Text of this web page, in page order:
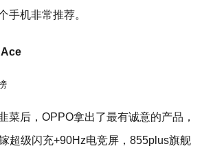
手机非常推荐。
菜后，OPPO拿出了最有诚意的产品，
超级闪充+90Hz电竞屏，855plus旗舰